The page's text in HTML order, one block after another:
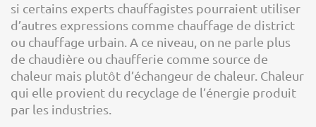
si certains experts chauffagistes pourraient utiliser
d’autres expressions comme chauffage de district
ou chauffage urbain. A ce niveau, on ne parle plus
de chaudière ou chaufferie comme source de
chaleur mais plutôt d’échangeur de chaleur. Chaleur
qui elle provient du recyclage de l’énergie produit
par les industries.